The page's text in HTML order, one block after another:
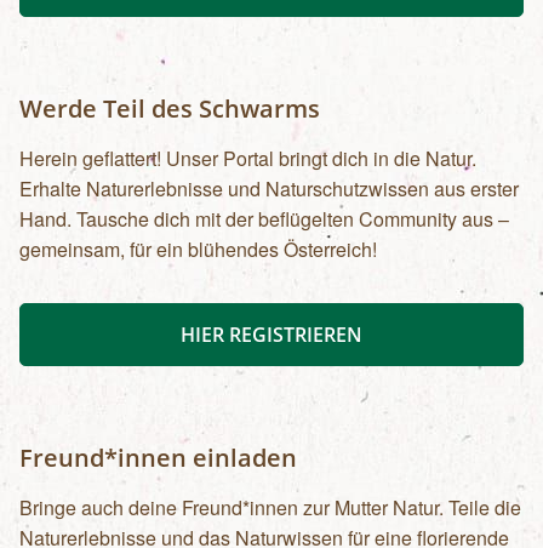
Werde Teil des Schwarms
Herein geflattert! Unser Portal bringt dich in die Natur.
Erhalte Naturerlebnisse und Naturschutzwissen aus erster
Hand. Tausche dich mit der beflügelten Community aus –
gemeinsam, für ein blühendes Österreich!
HIER REGISTRIEREN
Freund*innen einladen
Bringe auch deine Freund*innen zur Mutter Natur. Teile die
Naturerlebnisse und das Naturwissen für eine florierende